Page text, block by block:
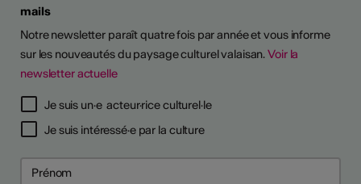
mails
Notre newsletter paraît quatre fois par année et vous informe
sur les nouveautés du paysage culturel valaisan.Voir la
newsletter actuelle
Je suis un·e acteur·rice culturel·le
Je suis intéressé·e par la culture